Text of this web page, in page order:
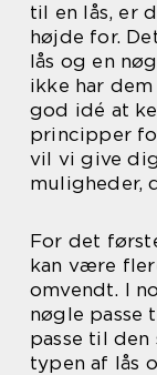
til en lås, er
højde for.
lås og en
ikke har
god idé at
principper
vil vi give
muligheder,
For det
kan være
omvendt. I
nøgle passe
passe til den
typen af lås